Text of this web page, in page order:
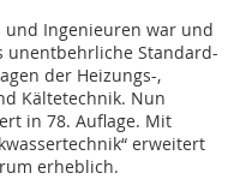
und Ingenieuren war und
unentbehrliche Standard-
der Heizungs-,
Kältetechnik. Nun
in 78. Auflage. Mit
erweitert
erheblich.